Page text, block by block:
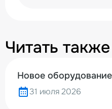
Читать также
Новое
31 июля 2026